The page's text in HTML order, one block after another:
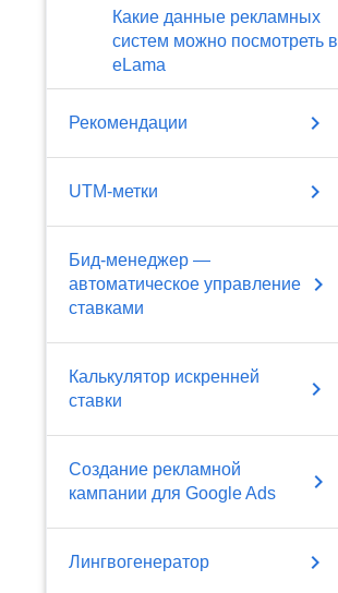
Какие данные рекламных
систем можно посмотреть в
eLama
Рекомендации chevron_right
UTM-метки chevron_right
Бид-менеджер —
автоматическое управление
ставками
chevron_right
Калькулятор искренней
ставки
chevron_right
Создание рекламной
кампании для Google Ads
chevron_right
Лингвогенератор chevron_right